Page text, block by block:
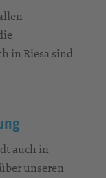
in Riesa sind
auch in
unseren